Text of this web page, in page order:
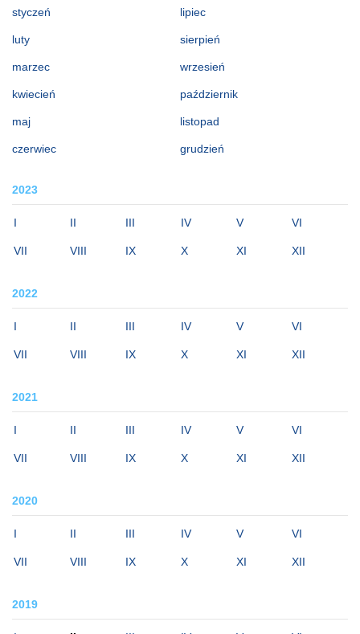
styczeń
luty
marzec
kwiecień
maj
czerwiec
lipiec
sierpień
wrzesień
październik
listopad
grudzień
2023
I II III IV V VI
VII VIII IX X XI XII
2022
I II III IV V VI
VII VIII IX X XI XII
2021
I II III IV V VI
VII VIII IX X XI XII
2020
I II III IV V VI
VII VIII IX X XI XII
2019